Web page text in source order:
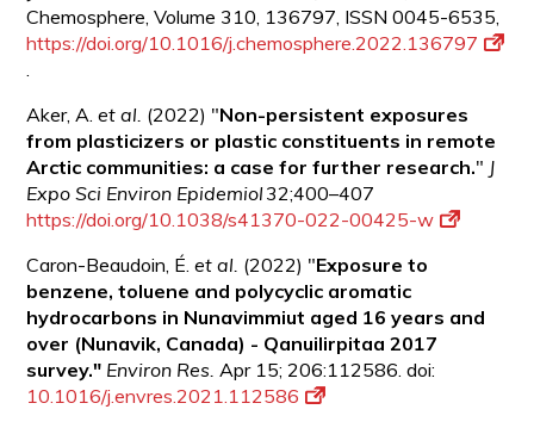
Chemosphere, Volume 310, 136797, ISSN 0045-6535,
https://doi.org/10.1016/j.chemosphere.2022.136797
.
Aker, A.et al. (2022) "Non-persistent exposures
from plasticizers or plastic constituents in remote
Arctic communities: a case for further research." J
Expo Sci Environ Epidemiol32;400–407
https://doi.org/10.1038/s41370-022-00425-w
Caron-Beaudoin, É.et al. (2022) "Exposure to
benzene, toluene and polycyclic aromatic
hydrocarbons in Nunavimmiut aged 16 years and
over (Nunavik, Canada) - Qanuilirpitaa 2017
survey." Environ Res. Apr 15; 206:112586. doi:
10.1016/j.envres.2021.112586